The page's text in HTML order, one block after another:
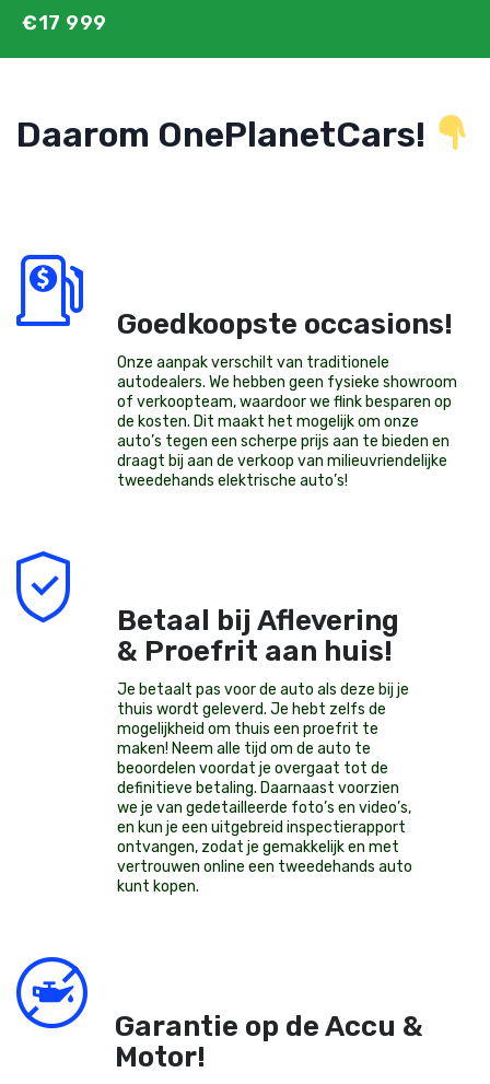
€17 999
Daarom OnePlanetCars!
Goedkoopste occasions!
Onze aanpak verschilt van traditionele
autodealers. We hebben geen fysieke showroom
of verkoopteam, waardoor we flink besparen op
de kosten. Dit maakt het mogelijk om onze
auto’s tegen een scherpe prijs aan te bieden en
draagt bij aan de verkoop van milieuvriendelijke
tweedehands elektrische auto’s!
Betaal bij Aflevering
& Proefrit aan huis!
Je betaalt pas voor de auto als deze bij je
thuis wordt geleverd. Je hebt zelfs de
mogelijkheid om thuis een proefrit te
maken! Neem alle tijd om de auto te
beoordelen voordat je overgaat tot de
definitieve betaling. Daarnaast voorzien
we je van gedetailleerde foto’s en video’s,
en kun je een uitgebreid inspectierapport
ontvangen, zodat je gemakkelijk en met
vertrouwen online een tweedehands auto
kunt kopen.
Garantie op de Accu &
Motor!